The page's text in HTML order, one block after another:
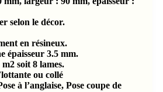
selon le décor.
en résineux.
épaisseur 3.5 mm.
soit 8 lames.
ou collé
à l’anglaise, Pose coupe de